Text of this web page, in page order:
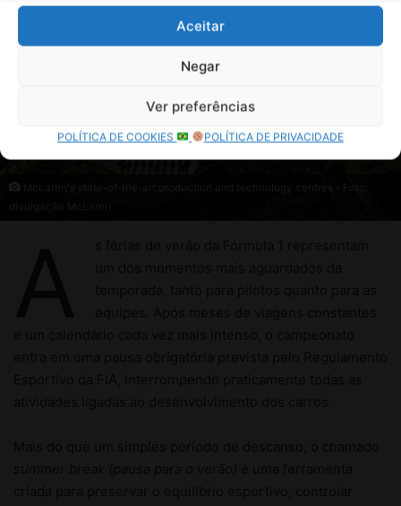
Aceitar
Negar
Ver preferências
POLÍTICA DE COOKIES POLÍTICA DE PRIVACIDADE